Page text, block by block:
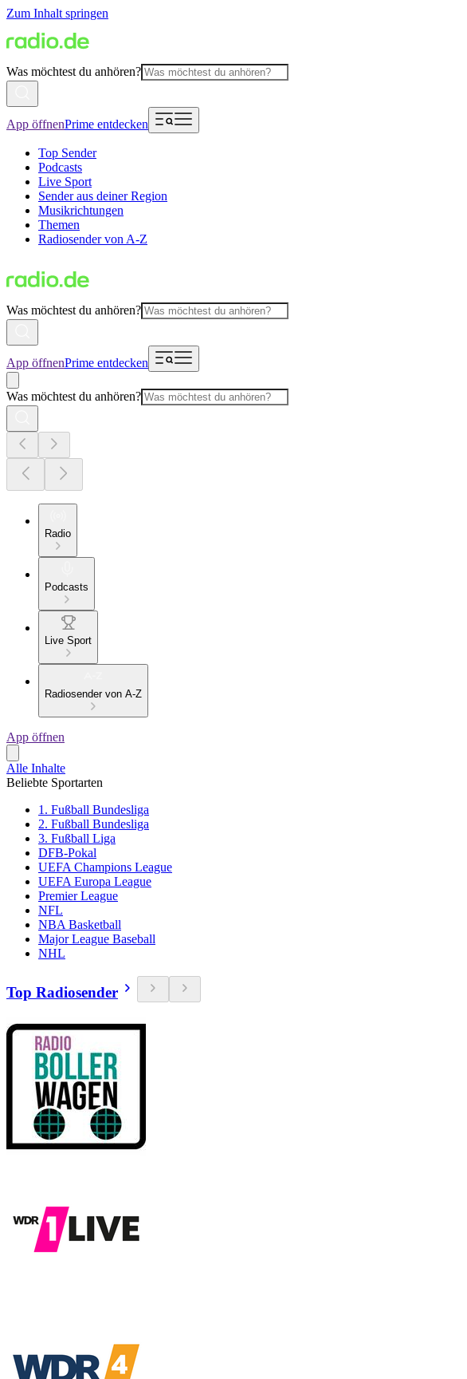
Zum Inhalt springen
Was möchtest du anhören?
App öffnenPrime entdecken
Top Sender
Podcasts
Live Sport
Sender aus deiner Region
Musikrichtungen
Themen
Radiosender von A-Z
Was möchtest du anhören?
App öffnenPrime entdecken
Was möchtest du anhören?
Radio
Podcasts
Live Sport
Radiosender von A-Z
App öffnen
Alle Inhalte
Beliebte Sportarten
1. Fußball Bundesliga
2. Fußball Bundesliga
3. Fußball Liga
DFB-Pokal
UEFA Champions League
UEFA Europa League
Premier League
NFL
NBA Basketball
Major League Baseball
NHL
Top Radiosender